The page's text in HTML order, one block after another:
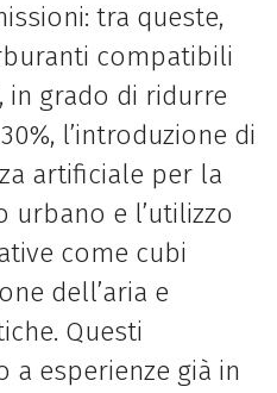
tra queste,
compatibili
grado di ridurre
l’introduzione di
artificiale per la
urbano e l’utilizzo
come cubi
dell’aria e
Questi
a esperienze già in